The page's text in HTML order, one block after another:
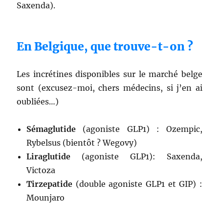
Saxenda).
En Belgique, que trouve-t-on ?
Les incrétines disponibles sur le marché belge
sont (excusez-moi, chers médecins, si j’en ai
oubliées…)
Sémaglutide (agoniste GLP1) : Ozempic,
Rybelsus (bientôt ? Wegovy)
Liraglutide (agoniste GLP1): Saxenda,
Victoza
Tirzepatide (double agoniste GLP1 et GIP) :
Mounjaro